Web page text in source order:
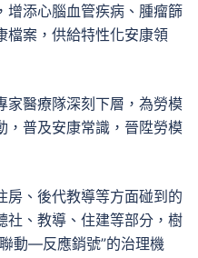
增添心腦血管疾病、腫瘤篩
檔案，供給特性化安康領
家醫療隊深刻下層，為勞模
，普及安康常識，晉陞勞模
房、後代教導等方面碰到的
社、教導、住建等部分，樹
動—反應銷號”的治理機